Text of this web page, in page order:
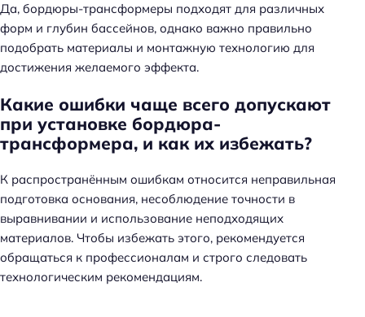
Да, бордюры-трансформеры подходят для различных
форм и глубин бассейнов, однако важно правильно
подобрать материалы и монтажную технологию для
достижения желаемого эффекта.
Какие ошибки чаще всего допускают
при установке бордюра-
трансформера, и как их избежать?
К распространённым ошибкам относится неправильная
подготовка основания, несоблюдение точности в
выравнивании и использование неподходящих
материалов. Чтобы избежать этого, рекомендуется
обращаться к профессионалам и строго следовать
технологическим рекомендациям.